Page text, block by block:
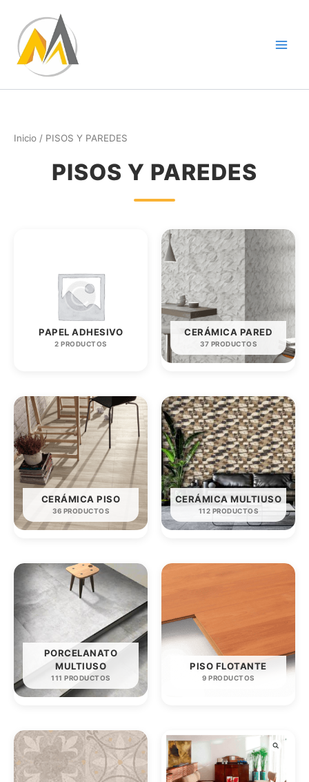
contenido
Inicio / PISOS Y PAREDES
PISOS Y PAREDES
PAPEL ADHESIVO
2 PRODUCTOS
CERÁMICA PARED
37 PRODUCTOS
CERÁMICA PISO
36 PRODUCTOS
CERÁMICA MULTIUSO
112 PRODUCTOS
PORCELANATO
MULTIUSO
111 PRODUCTOS
PISO FLOTANTE
9 PRODUCTOS